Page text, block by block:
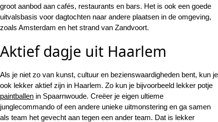
groot aanbod aan cafés, restaurants en bars. Het is ook een goede
uitvalsbasis voor dagtochten naar andere plaatsen in de omgeving,
zoals Amsterdam en het strand van Zandvoort.
Aktief dagje uit Haarlem
Als je niet zo van kunst, cultuur en bezienswaardigheden bent, kun je
ook lekker aktief zijn in Haarlem. Zo kun je bijvoorbeeld lekker potje
paintballen in Spaarnwoude. Creëer je eigen ultieme
junglecommando of een andere unieke uitmonstering en ga samen
als team het gevecht aan tegen een ander team. Dat is lekker